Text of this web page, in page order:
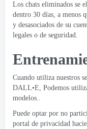
Los chats eliminados se
dentro 30 días, a menos
y desasociados de su
legales o de seguridad.
Cuando utiliza nuestros
DALL•E, Podemos
modelos..
Puede optar por no
portal de privacidad